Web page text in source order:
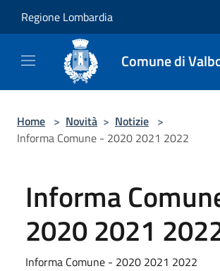
Regione Lombardia
Comune di
Home > Novità > Notizie >
Informa Comune - 2020 2021 2022
Informa
2020 2021
Informa Comune - 2020 2021 2022